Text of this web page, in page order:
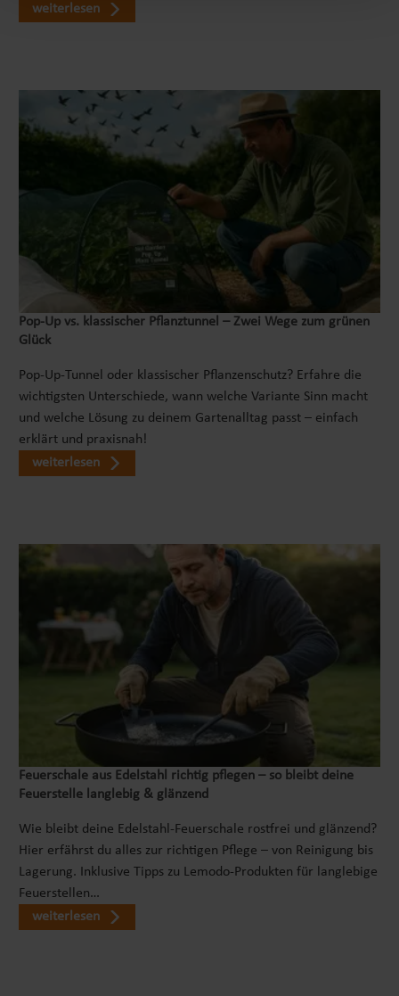
Wachstum Deiner Pflanzen und Gemüse optimal
unterstützen. Mit unserer Hilfe kannst Du Deinen
feststellen, wie einfach es ist, mithilfe unseres
Komposters organische Abfälle in nährstoffreichen
Boden für Deine Pflanzen zu verwandeln. Durch die
regelmäßige Verwendung von Kompost können nicht
nur deine Pflanzen besser gedeihen, sondern du leistest
auch einen wichtigen Beitrag zum Umweltschutz, da du
weniger Abfall produzierst und Ressourcen schonst. Gib
deinen Gartenabfällen eine zweite Chance und erlebe
die Vorteile eines eigenen Kreislaufs, der auf
Nachhaltigkeit basiert. KINDERLEICHTER AUFBAUDie
praktische Konstruktion des Komposters ermöglicht
nicht nur eine zeitsparende Montage, sondern auch
eine effektive Verwendung im Garten. Der
Metallkomposter ist kinderleicht aufzubauen und
erfordert keinerlei Werkzeug. Ein einfaches Stecksystem
sorgt für einen schnellen und einfachen Aufbau. Der
Bausatz ist komplett im Lieferumfang enthalten und
ermöglicht eine schnelle und unkomplizierte Montage.
Innerhalb kürzester Zeit und mit nur wenigen
EINSETZBARDer Gartenkomposter bietet eine
bemerkenswerte Vielseitigkeit und lässt sich nicht nur
zur Produktion von wertvoller Komposterde verwenden.
Dank der durchdachten Konstruktion der Seitenteile, die
als praktisches Kompostsieb dienen können, erweitert
sich seine Funktionalität erheblich. Darüber hinaus kann
dieser Komposter mühelos als sicherer Auslauf für
Welpen oder als Gehege für Kleintiere eingesetzt
werden. Die Nutzung des Komposters als Welpenauslauf
oder Kleintiergehege zeigt, wie vielseitig und
anpassungsfähig dieses Gartenaccessoire sein kann. Es
hilft dabei, den Raum im Garten optimal zu nutzen und
Metallkomposter nicht nur ein praktisches Utensil für
die umweltfreundliche Abfallentsorgung, sondern auch
ein vielseitiges Element zur Förderung einer
harmonischen und funktionalen Gartenumgebung.
RIESIGE KAPAZITÄTDer Kompostbehälter zeichnet sich
weiterlesen
Pop‑Up vs. klassischer Pflanztunnel – Zwei Wege zum grünen
Glück
Pop-Up-Tunnel oder klassischer Pflanzenschutz? Erfahre die
wichtigsten Unterschiede, wann welche Variante Sinn macht
und welche Lösung zu deinem Gartenalltag passt – einfach
erklärt und praxisnah!
weiterlesen
Feuerschale aus Edelstahl richtig pflegen – so bleibt deine
Feuerstelle langlebig & glänzend
Wie bleibt deine Edelstahl-Feuerschale rostfrei und glänzend?
Hier erfährst du alles zur richtigen Pflege – von Reinigung bis
Lagerung. Inklusive Tipps zu Lemodo-Produkten für langlebige
Feuerstellen…
weiterlesen